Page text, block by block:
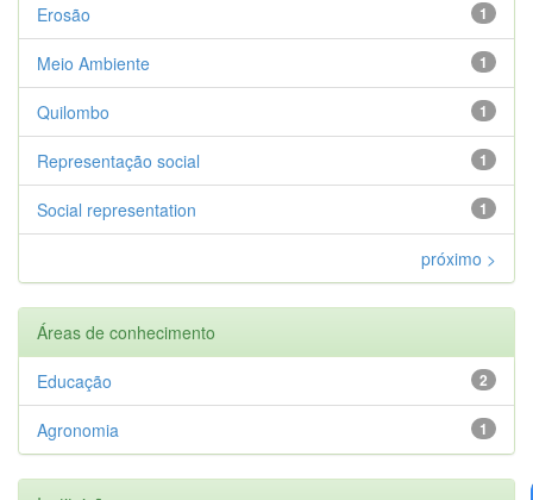
1
Erosão
1
Meio Ambiente
1
Quilombo
1
Representação social
1
Social representation
próximo >
Áreas de conhecimento
2
Educação
1
Agronomia